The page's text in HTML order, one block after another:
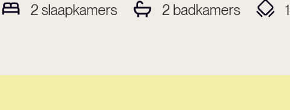
2 slaapkamers 2 badkamers